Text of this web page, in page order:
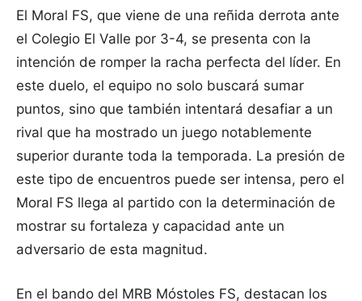
El Moral FS, que viene de una reñida derrota ante
el Colegio El Valle por 3-4, se presenta con la
intención de romper la racha perfecta del líder. En
este duelo, el equipo no solo buscará sumar
puntos, sino que también intentará desafiar a un
rival que ha mostrado un juego notablemente
superior durante toda la temporada. La presión de
este tipo de encuentros puede ser intensa, pero el
Moral FS llega al partido con la determinación de
mostrar su fortaleza y capacidad ante un
adversario de esta magnitud.
En el bando del MRB Móstoles FS, destacan los